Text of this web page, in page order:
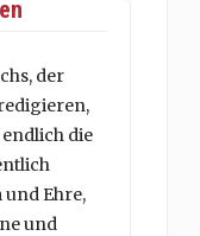
der
die
Ehre,
und